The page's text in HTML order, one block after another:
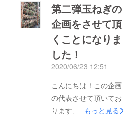
ました。今回のに詳し
く収穫の所など記載し
てみましたので、ご興
味ありましたらご確認
頂ければと思います！
きます！写真とかも
いっぱい上げて報告で
きればと思いますの
第二弾玉ねぎの
企画をさせて頂
くことになりま
した！
2020/06/23 12:51
こんにちは！この企画
の代表させて頂いてお
ります、大籔です。ご
もっと見る